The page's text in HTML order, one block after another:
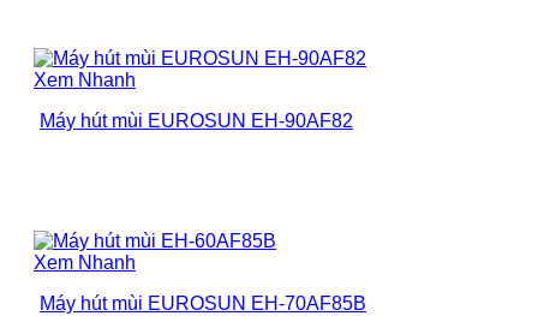
Xem Nhanh
Máy hút mùi EUROSUN EH-90AF82
Xem Nhanh
Máy hút mùi EUROSUN EH-70AF85B